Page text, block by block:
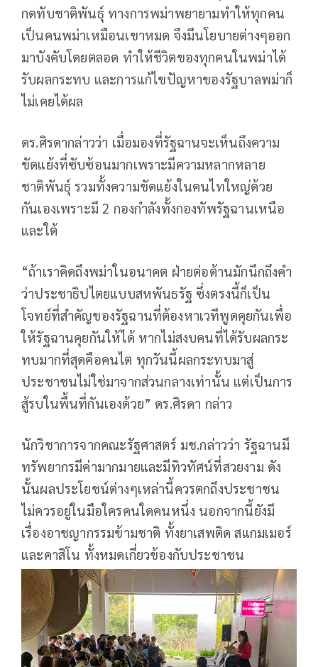
กดทับชาติพันธุ์ ทางการพม่าพยายามทำให้ทุกคน
เป็นคนพม่าเหมือนเขาหมด จึงมีนโยบายต่างๆออก
มาบังคับโดยตลอด ทำให้ชีวิตของทุกคนในพม่าได้
รับผลกระทบ และการแก้ไขปัญหาของรัฐบาลพม่าก็
ไม่เคยได้ผล
ดร.ศิรดากล่าวว่า เมื่อมองที่รัฐฉานจะเห็นถึงความ
ขัดแย้งที่ซับซ้อนมากเพราะมีความหลากหลาย
ชาติพันธุ์ รวมทั้งความขัดแย้งในคนไทใหญ่ด้วย
กันเองเพราะมี 2 กองกำลังทั้งกองทัพรัฐฉานเหนือ
และใต้
“ถ้าเราคิดถึงพม่าในอนาคต ฝ่ายต่อต้านมักนึกถึงคำ
ว่าประชาธิปไตยแบบสหพันธรัฐ ซึ่งตรงนี้ก็เป็น
โจทย์ที่สำคัญของรัฐฉานที่ต้องหาเวทีพูดคุยกันเพื่อ
ให้รัฐฉานคุยกันให้ได้ หากไม่สงบคนที่ได้รับผลกระ
ทบมากที่สุดคือคนไต ทุกวันนี้ผลกระทบมาสู่
ประชาชนไม่ใช่มาจากส่วนกลางเท่านั้น แต่เป็นการ
สู้รบในพื้นที่กันเองด้วย” ดร.ศิรดา กล่าว
นักวิชาการจากคณะรัฐศาสตร์ มช.กล่าวว่า รัฐฉานมี
ทรัพยากรมีค่ามากมายและมีทิวทัศน์ที่สวยงาม ดัง
นั้นผลประโยชน์ต่างๆเหล่านี้ควรตกถึงประชาชน
ไม่ควรอยู่ในมือใครคนใดคนหนึ่ง นอกจากนี้ยังมี
เรื่องอาชญากรรมข้ามชาติ ทั้งยาเสพติด สแกมเมอร์
และคาสิโน ทั้งหมดเกี่ยวข้องกับประชาชน